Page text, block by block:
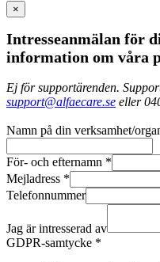
×
Intresseanmälan för
information om våra
Ej för supportärenden.
support@alfaecare.se eller
Namn på din verksamhet/
För- och efternamn *
Mejladress *
Telefonnummer
Jag är intresserad av
GDPR-samtycke *